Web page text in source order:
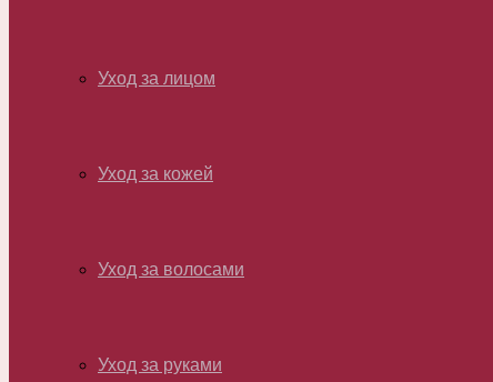
Уход за лицом
Уход за кожей
Уход за волосами
Уход за руками